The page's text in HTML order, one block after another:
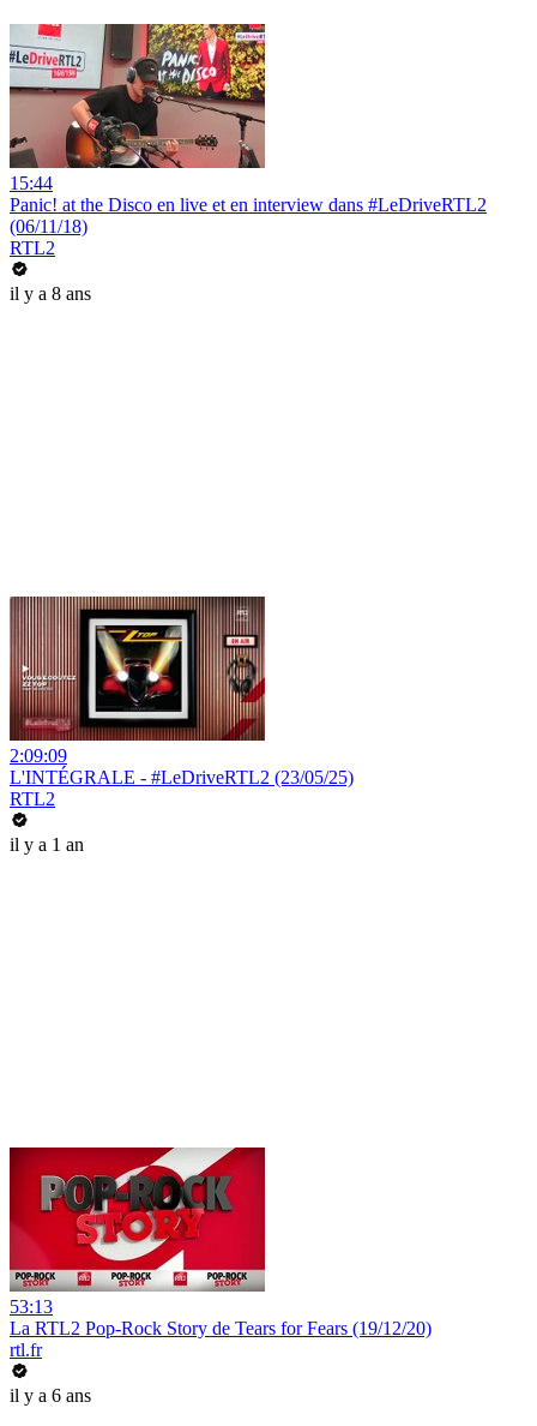
15:44
Panic! at the Disco en live et en interview dans #LeDriveRTL2
(06/11/18)
RTL2
il y a 8 ans
2:09:09
L'INTÉGRALE - #LeDriveRTL2 (23/05/25)
RTL2
il y a 1 an
53:13
La RTL2 Pop-Rock Story de Tears for Fears (19/12/20)
rtl.fr
il y a 6 ans